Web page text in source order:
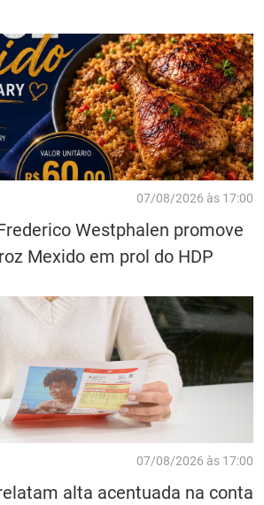
07/08/2026 às 17:00
Westphalen promove
Mexido em prol do HDP
07/08/2026 às 17:00
alta acentuada na conta